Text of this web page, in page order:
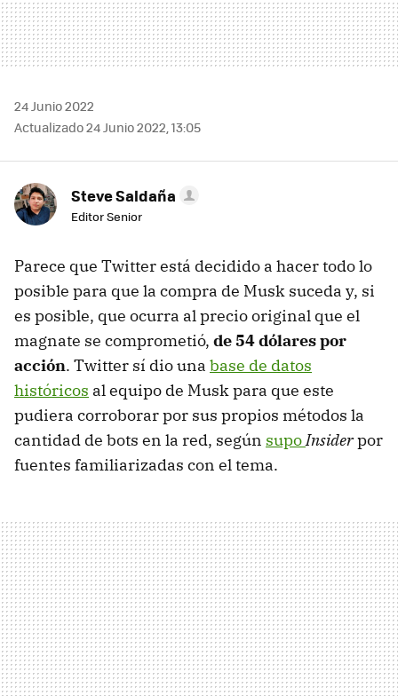
24 Junio 2022
Actualizado 24 Junio 2022, 13:05
Steve Saldaña
Editor Senior
Parece que Twitter está decidido a hacer todo lo
posible para que la compra de Musk suceda y, si
es posible, que ocurra al precio original que el
magnate se comprometió, de 54 dólares por
acción. Twitter sí dio una base de datos
históricos al equipo de Musk para que este
pudiera corroborar por sus propios métodos la
cantidad de bots en la red, según supoInsiderpor
fuentes familiarizadas con el tema.